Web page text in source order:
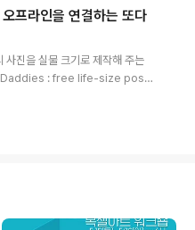
해 최고의 낙찰가 제공자의 광
원 수는 200 여명, 올해 매출은
프라인을 연결하는 또다
사진을 실물 크기로 제작해 주는
Daddies : free life-size poste
in two dimensions - 납작
석 삼조가 아닐까. 사랑하..